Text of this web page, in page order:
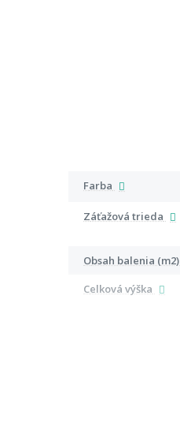
Farba
Záťažová trieda
Obsah balenia (m2)
Celková výška